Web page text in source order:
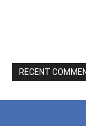
RECENT